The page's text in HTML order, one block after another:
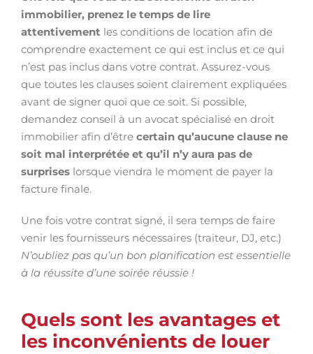
immobilier, prenez le temps de lire
attentivement les conditions de location afin de
comprendre exactement ce qui est inclus et ce qui
n’est pas inclus dans votre contrat. Assurez-vous
que toutes les clauses soient clairement expliquées
avant de signer quoi que ce soit. Si possible,
demandez conseil à un avocat spécialisé en droit
immobilier afin d’être certain qu’aucune clause ne
soit mal interprétée et qu’il n’y aura pas de
surprises lorsque viendra le moment de payer la
facture finale.
Une fois votre contrat signé, il sera temps de faire
venir les fournisseurs nécessaires (traiteur, DJ, etc.)
N’oubliez pas qu’un bon planification est essentielle
à la réussite d’une soirée réussie !
Quels sont les avantages et
les inconvénients de louer